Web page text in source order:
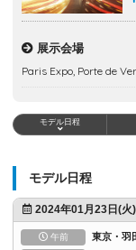
展示会場
Paris Expo, Porte de
モデル日程
モデル日程
2024年01月23日(火)
午前 東京・羽